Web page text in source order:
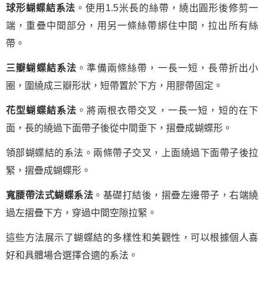
球形蝴蝶結系法 。使用1.5米長的絲帶，繞出圓形後修剪一
端，重疊中間部分，用另一條絲帶綁住中間，拉出所有絲
帶。
三瓣蝴蝶結系法 。準備兩條絲帶，一長一短，長帶折出小
圈，圍繞成三瓣形狀，短帶置於下方，用膠帶固定。
花型蝴蝶結系法 。將兩根衣帶交叉，一長一短，短的在下
面，長的繞過下面帶子後從中間垂下，摺疊成蝴蝶形。
領部蝴蝶結的系法。兩條帶子交叉，上面繞過下面帶子後拉
緊，摺疊成蝴蝶形。
寬腰帶法式蝴蝶系法 。基礎打結後，摺疊左邊帶子，右端繞
過左摺疊下方，穿過中間空隙拉緊。
這些方法展示了蝴蝶結的多樣性和美觀性，可以根據個人喜
好和具體場合選擇合適的系法。